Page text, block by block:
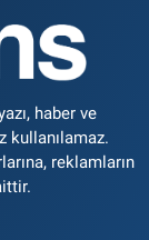
haber ve
kullanılamaz.
reklamların